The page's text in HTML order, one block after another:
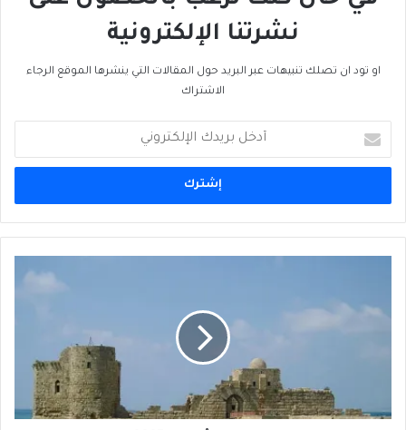
نشرتنا الإلكترونية
او تود ان تصلك تنبيهات عبر البريد حول المقالات التي ينشرها الموقع الرجاء
الاشتراك
بريدك
الإلكتروني